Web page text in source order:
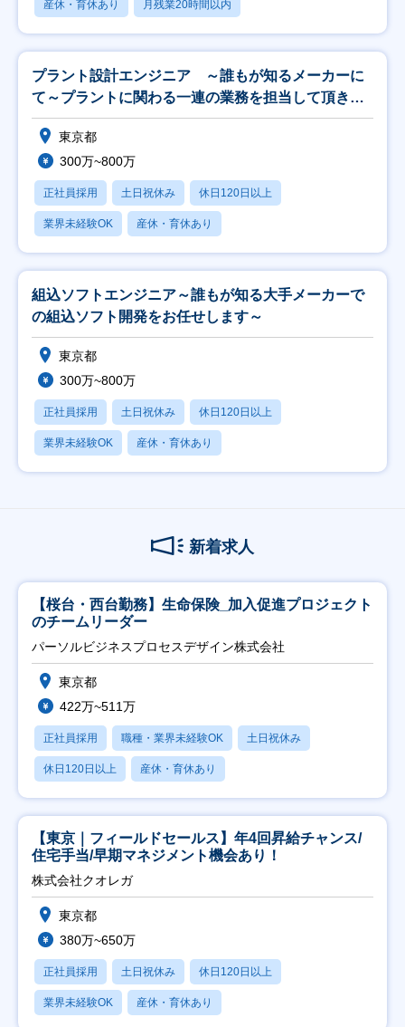
産休・育休あり 月残業20時間以内
プラント設計エンジニア ～誰もが知るメーカーに
て～プラントに関わる一連の業務を担当して頂きま
す～
東京都
300万~800万
正社員採用 土日祝休み 休日120日以上
業界未経験OK 産休・育休あり
組込ソフトエンジニア～誰もが知る大手メーカーで
の組込ソフト開発をお任せします～
東京都
300万~800万
正社員採用 土日祝休み 休日120日以上
業界未経験OK 産休・育休あり
新着求人
【桜台・西台勤務】生命保険_加入促進プロジェクト
のチームリーダー
パーソルビジネスプロセスデザイン株式会社
東京都
422万~511万
正社員採用 職種・業界未経験OK 土日祝休み
休日120日以上 産休・育休あり
【東京｜フィールドセールス】年4回昇給チャンス/
住宅手当/早期マネジメント機会あり！
株式会社クオレガ
東京都
380万~650万
正社員採用 土日祝休み 休日120日以上
業界未経験OK 産休・育休あり